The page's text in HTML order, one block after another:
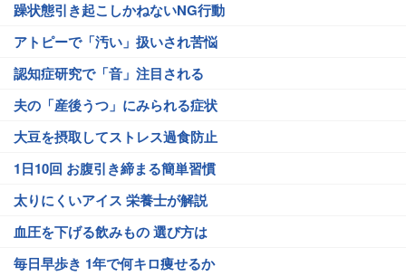
躁状態引き起こしかねないNG行動
アトピーで「汚い」扱いされ苦悩
認知症研究で「音」注目される
夫の「産後うつ」にみられる症状
大豆を摂取してストレス過食防止
1日10回 お腹引き締まる簡単習慣
太りにくいアイス 栄養士が解説
血圧を下げる飲みもの 選び方は
毎日早歩き 1年で何キロ痩せるか